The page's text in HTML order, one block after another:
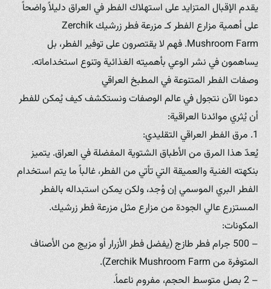
يقدم الإقبال المتزايد على استهلاك الفطر في العراق دليلاً واضحاً
على أهمية مزارع الفطر كـ مزرعة فطر زرشيك Zerchik
Mushroom Farm. فهم لا يقتصرون على توفير الفطر، بل
يساهمون في نشر الوعي بأهميته الغذائية وتنوع استخداماته.
وصفات الفطر المتنوعة في المطبخ العراقي
دعونا الآن نتجول في عالم الوصفات ونستكشف كيف يُمكن للفطر
أن يُثري موائدنا العراقية:
1. مرق الفطر العراقي التقليدي:
يُعدّ هذا المرق من الأطباق الشتوية المفضلة في العراق. يتميز
بنكهته الغنية والعميقة التي تأتي من الفطر، غالباً ما يتم استخدام
الفطر البري الموسمي إن وُجد، ولكن يمكن استبداله بالفطر
المستزرع عالي الجودة من مزارع مثل مزرعة فطر زرشيك.
المكونات:
– 500 جرام فطر طازج (يفضل فطر الأزرار أو مزيج من الأصناف
المتوفرة من Zerchik Mushroom Farm).
– 2 بصل متوسط الحجم، مفروم ناعماً.